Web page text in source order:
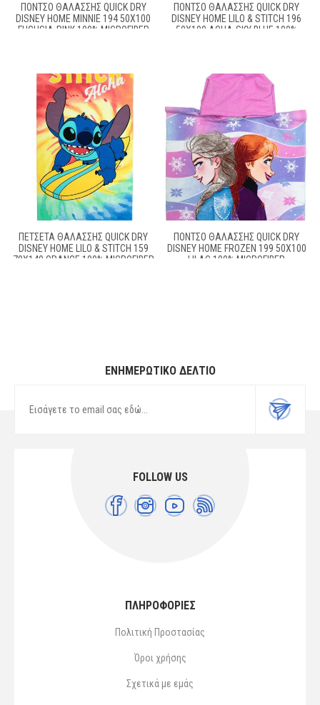
ΠΌΝΤΣΟ ΘΑΛΆΣΣΗΣ QUICK DRY
DISNEY HOME MINNIE 194 50X100
FUCHSIA-PINK 100% MICROFIBER
ΠΌΝΤΣΟ ΘΑΛΆΣΣΗΣ QUICK DRY
DISNEY HOME LILO & STITCH 196
50X100 AQUA-SKY BLUE 100%
ΠΕΤΣΈΤΑ ΘΑΛΆΣΣΗΣ QUICK DRY
DISNEY HOME LILO & STITCH 159
70X140 ORANGE 100% MICROFIBER
ΠΌΝΤΣΟ ΘΑΛΆΣΣΗΣ QUICK DRY
DISNEY HOME FROZEN 199 50X100
LILAC 100% MICROFIBER
ΕΝΗΜΕΡΩΤΙΚΌ ΔΕΛΤΊΟ
FOLLOW US
ΠΛΗΡΟΦΟΡΙΕΣ
Πολιτική Προστασίας
Όροι χρήσης
Σχετικά με εμάς